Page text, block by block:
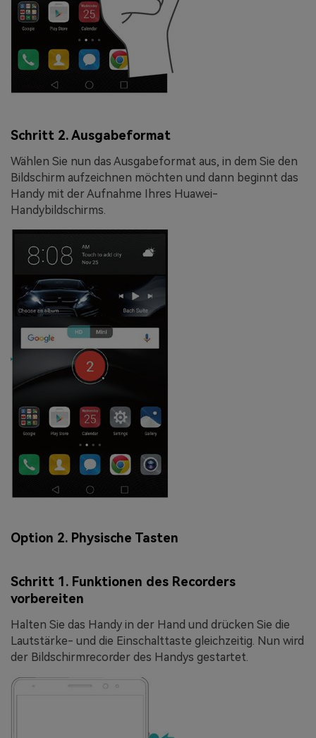
Schritt 2. Ausgabeformat
Wählen Sie nun das Ausgabeformat aus, in dem Sie den
Bildschirm aufzeichnen möchten und dann beginnt das
Handy mit der Aufnahme Ihres Huawei-
Handybildschirms.
Option 2. Physische Tasten
Schritt 1. Funktionen des Recorders
vorbereiten
Halten Sie das Handy in der Hand und drücken Sie die
Lautstärke- und die Einschalttaste gleichzeitig. Nun wird
der Bildschirmrecorder des Handys gestartet.